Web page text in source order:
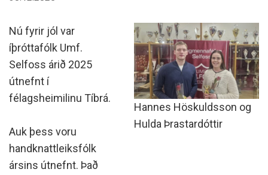
Hannes Höskuldsson og
Hulda Þrastardóttir
Nú fyrir jól var
íþróttafólk Umf.
Selfoss árið 2025
útnefnt í
félagsheimilinu Tíbrá.
Auk þess voru
handknattleiksfólk
ársins útnefnt. Það